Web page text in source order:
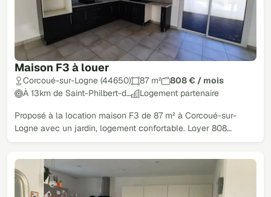
Maison F3 à louer
Corcoué-sur-Logne (44650) 87 m²
808 € / mois
À 13km de Saint-Philbert-d…
Logement partenaire
Proposé à la location maison F3 de 87 m² à Corcoué-sur-
Logne avec un jardin, logement confortable. Loyer 808…